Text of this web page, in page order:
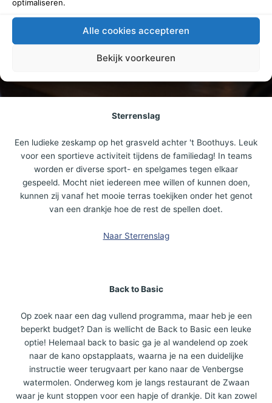
Alle cookies accepteren
Bekijk voorkeuren
Het is ook mogelijk om te kiezen voor een van onze andere
tabletgames, zoals de Smokkelaar.
Naar Opsporing Verzocht
Sterrenslag
Een ludieke zeskamp op het grasveld achter 't Boothuys. Leuk
voor een sportieve activiteit tijdens de familiedag! In teams
worden er diverse sport- en spelgames tegen elkaar
gespeeld. Mocht niet iedereen mee willen of kunnen doen,
kunnen zij vanaf het mooie terras toekijken onder het genot
van een drankje hoe de rest de spellen doet.
Naar Sterrenslag
Back to Basic
Op zoek naar een dag vullend programma, maar heb je een
beperkt budget? Dan is wellicht de Back to Basic een leuke
optie! Helemaal back to basic ga je al wandelend op zoek
naar de kano opstapplaats, waarna je na een duidelijke
instructie weer terugvaart per kano naar de Venbergse
watermolen. Onderweg kom je langs restaurant de Zwaan
waar je kunt stoppen voor een hapje of drankje. Dit kan zowel